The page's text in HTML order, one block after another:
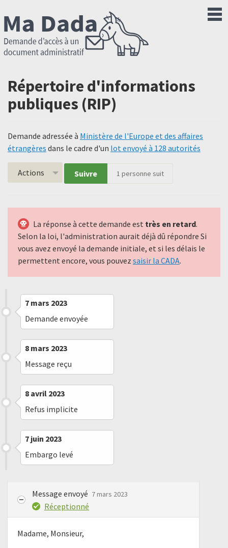
Répertoire d'informations
publiques (RIP)
Demande adressée à Ministère de l'Europe et des affaires
étrangères dans le cadre d'un lot envoyé à 128 autorités
Actions Suivre 1 personne suit
La réponse à cette demande est très en retard.
Selon la loi, l'administration aurait déjà dû répondre Si
vous avez envoyé la demande initiale, et si les délais le
permettent encore, vous pouvez saisir la CADA.
7 mars 2023
Demande envoyée
8 mars 2023
Message reçu
8 avril 2023
Refus implicite
7 juin 2023
Embargo levé
Message envoyé 7 mars 2023
Réceptionné
Madame, Monsieur,